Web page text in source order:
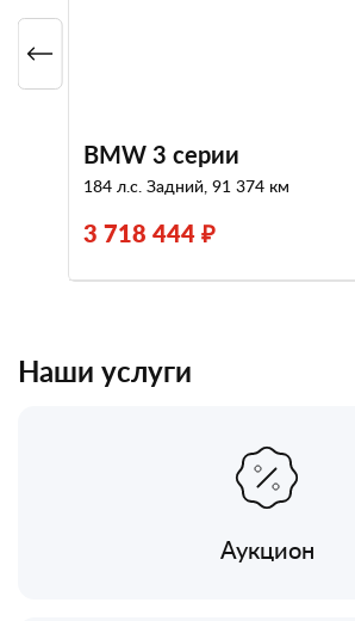
BMW 3 серии
184 л.с. Задний, 91 374 км
3 718 444 ₽
Наши услуги
Аукцион